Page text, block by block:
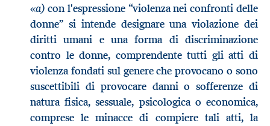
«a) con l'espressione “violenza nei confronti delle
donne” si intende designare una violazione dei
diritti umani e una forma di discriminazione
contro le donne, comprendente tutti gli atti di
violenza fondati sul genere che provocano o sono
suscettibili di provocare danni o sofferenze di
natura fisica, sessuale, psicologica o economica,
comprese le minacce di compiere tali atti, la